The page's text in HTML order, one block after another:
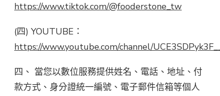
https://www.tiktok.com/@fooderstone_tw
(四) YOUTUBE：
https://www.youtube.com/channel/
四、 當您以數位服務提供姓名、電話、地址、付
款方式、身分證統一編號、電子郵件信箱等個人